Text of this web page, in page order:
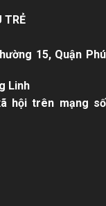
TRẺ
15, Quận Phú
Linh
hội trên mạng số